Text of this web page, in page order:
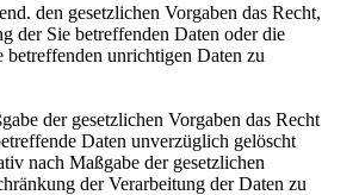
den gesetzlichen Vorgaben das Recht,
der Sie betreffenden Daten oder die
unrichtigen Daten zu
der gesetzlichen Vorgaben das Recht
Daten unverzüglich gelöscht
nach Maßgabe der gesetzlichen
der Verarbeitung der Daten zu